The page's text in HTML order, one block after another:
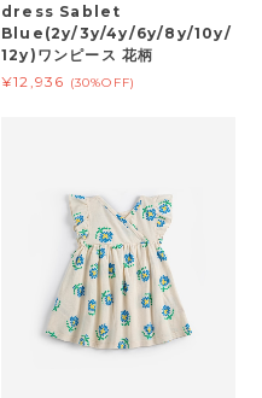
dress Sablet
Blue(2y/3y/4y/6y/8y/10y/
12y)ワンピース 花柄
¥12,936 (30%OFF)